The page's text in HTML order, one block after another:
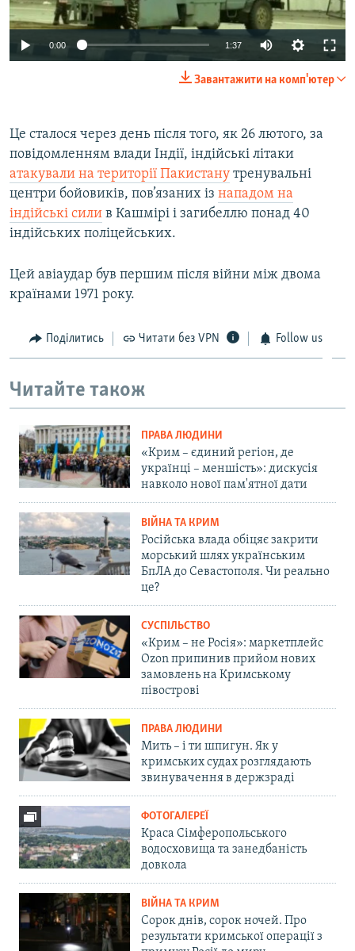
0:00 1:37
Завантажити на комп'ютер
Це сталося через день після того, як 26 лютого, за
повідомленням влади Індії, індійські літаки
атакували на території Пакистану тренувальні
центри бойовиків, пов’язаних із нападом на
індійські сили в Кашмірі і загибеллю понад 40
індійських поліцейських.
Цей авіаудар був першим після війни між двома
країнами 1971 року.
Поділитись Читати без VPN Follow us
Читайте також
ПРАВА ЛЮДИНИ
«Крим – єдиний регіон, де
українці – меншість»: дискусія
навколо нової пам'ятної дати
ВІЙНА ТА КРИМ
Російська влада обіцяє закрити
морський шлях українським
БпЛА до Севастополя. Чи реально
це?
СУСПІЛЬСТВО
«Крим – не Росія»: маркетплейс
Ozon припинив прийом нових
замовлень на Кримському
півострові
ПРАВА ЛЮДИНИ
Мить – і ти шпигун. Як у
кримських судах розглядають
звинувачення в держзраді
ФОТОГАЛЕРЕЇ
Краса Сімферопольського
водосховища та занедбаність
довкола
ВІЙНА ТА КРИМ
Сорок днів, сорок ночей. Про
результати кримської операції з